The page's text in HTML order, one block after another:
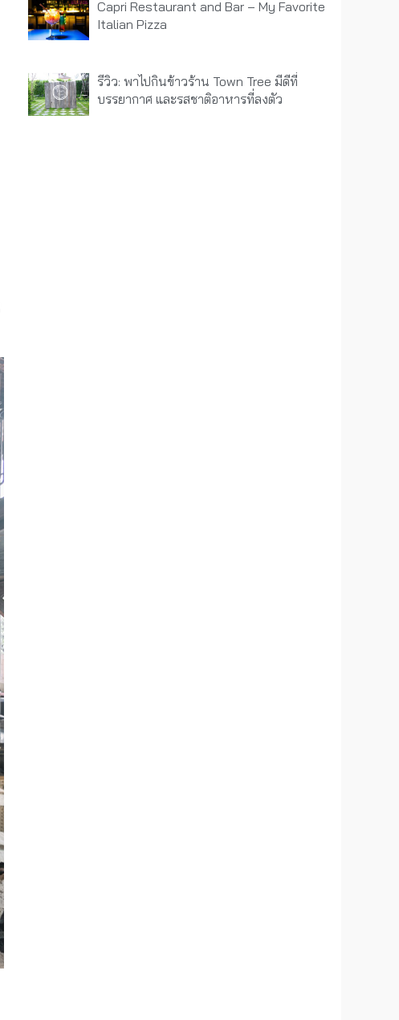
Capri Restaurant and Bar – My Favorite
Italian Pizza
รีวิว: พาไปกินข้าวร้าน Town Tree มีดีที่
บรรยากาศ และรสชาติอาหารที่ลงตัว